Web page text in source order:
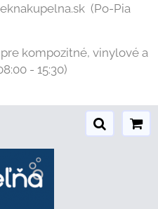
(Po-Pia
kompozitné, vinylové a
- 15:30)